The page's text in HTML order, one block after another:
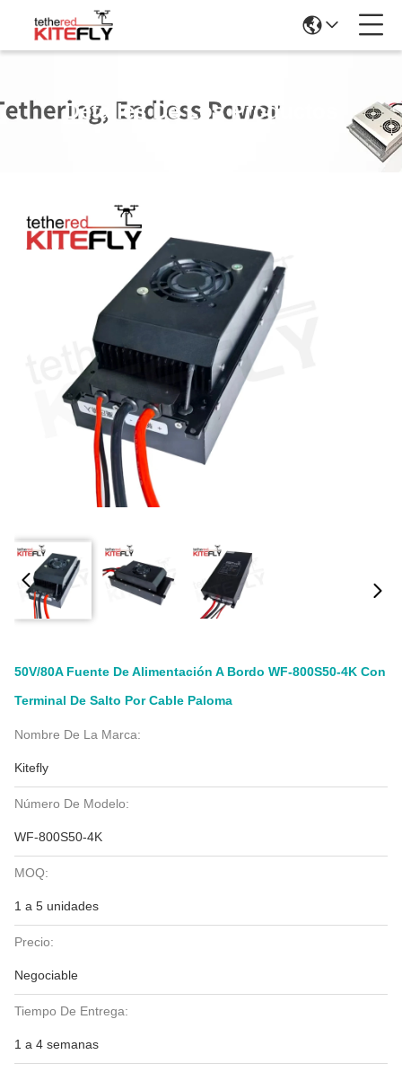
Detalles De Los Productos
50V/80A Fuente De Alimentación A Bordo WF-800S50-4K Con
Terminal De Salto Por Cable Paloma
Nombre De La Marca:
Kitefly
Número De Modelo:
WF-800S50-4K
MOQ:
1 a 5 unidades
Precio:
Negociable
Tiempo De Entrega:
1 a 4 semanas